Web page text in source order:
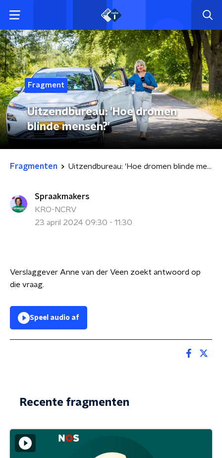
Fragment
Uitzendbureau: 'Hoe dromen
blinde mensen?'
Fragmenten Uitzendbureau: 'Hoe dromen blinde mensen?'
Spraakmakers
KRO-NCRV
23 april 2024 09:30 - 11:30
Verslaggever Anne van der Veen zoekt antwoord op
die vraag.
Speel audio af
Recente fragmenten